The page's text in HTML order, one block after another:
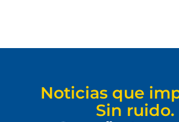
Noticias que
Sin ruido.